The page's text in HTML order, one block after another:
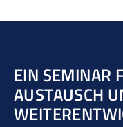
EIN SEMINAR
AUSTAUSCH